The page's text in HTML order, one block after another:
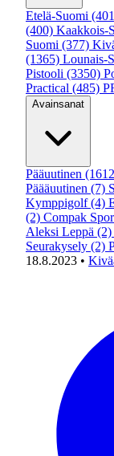
Etelä-Suomi
(400) Kaakkois-
Suomi (377)
(1365) Lounais-
Pistooli (3350)
Practical (485)
Avainsanat
Pääuutinen
Päääuutinen (7)
Kymppigolf (4)
(2) Compak
Aleksi Leppä (2)
Seurakysely (2)
18.8.2023 •